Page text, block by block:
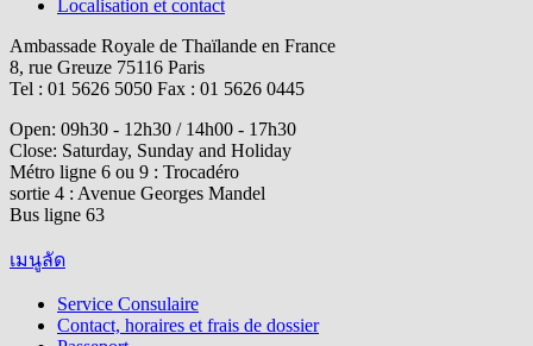
Localisation et contact
Ambassade Royale de Thaïlande en France
8, rue Greuze 75116 Paris
Tel : 01 5626 5050 Fax : 01 5626 0445
Open: 09h30 - 12h30 / 14h00 - 17h30
Close: Saturday, Sunday and Holiday
Métro ligne 6 ou 9 : Trocadéro
sortie 4 : Avenue Georges Mandel
Bus ligne 63
เมนูลัด
Service Consulaire
Contact, horaires et frais de dossier